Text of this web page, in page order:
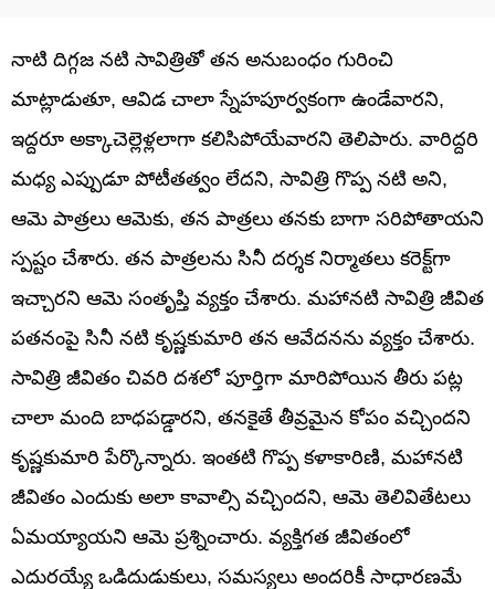
నాటి దిగ్గజ నటి సావిత్రితో తన అనుబంధం గురించి
మాట్లాడుతూ, ఆవిడ చాలా స్నేహపూర్వకంగా ఉండేవారని,
ఇద్దరూ అక్కాచెల్లెళ్లలాగా కలిసిపోయేవారని తెలిపారు. వారిద్దరి
మధ్య ఎప్పుడూ పోటీతత్వం లేదని, సావిత్రి గొప్ప నటి అని,
ఆమె పాత్రలు ఆమెకు, తన పాత్రలు తనకు బాగా సరిపోతాయని
స్పష్టం చేశారు. తన పాత్రలను సినీ దర్శక నిర్మాతలు కరెక్ట్‌గా
ఇచ్చారని ఆమె సంతృప్తి వ్యక్తం చేశారు. మహానటి సావిత్రి జీవిత
పతనంపై సినీ నటి కృష్ణకుమారి తన ఆవేదనను వ్యక్తం చేశారు.
సావిత్రి జీవితం చివరి దశలో పూర్తిగా మారిపోయిన తీరు పట్ల
చాలా మంది బాధపడ్డారని, తనకైతే తీవ్రమైన కోపం వచ్చిందని
కృష్ణకుమారి పేర్కొన్నారు. ఇంతటి గొప్ప కళాకారిణి, మహానటి
జీవితం ఎందుకు అలా కావాల్సి వచ్చిందని, ఆమె తెలివితేటలు
ఏమయ్యాయని ఆమె ప్రశ్నించారు. వ్యక్తిగత జీవితంలో
ఎదురయ్యే ఒడిదుడుకులు, సమస్యలు అందరికీ సాధారణమే